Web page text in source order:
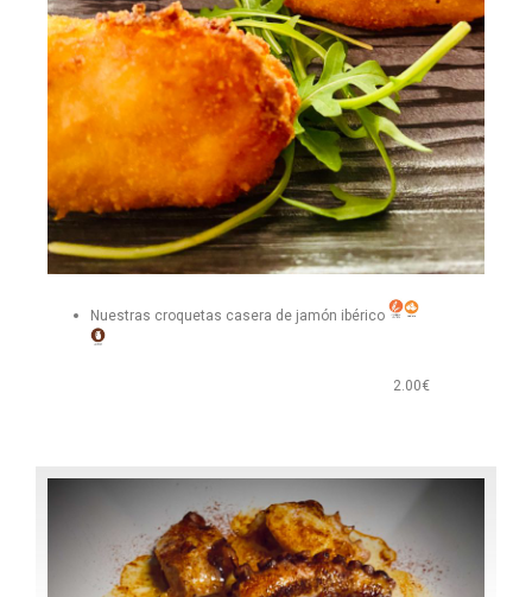
Nuestras croquetas casera de jamón ibérico
2.00€